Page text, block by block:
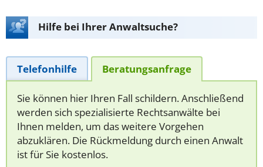
Hilfe bei Ihrer Anwaltsuche?
Telefonhilfe Beratungsanfrage
Sie können hier Ihren Fall schildern. Anschließend
werden sich spezialisierte Rechtsanwälte bei
Ihnen melden, um das weitere Vorgehen
abzuklären. Die Rückmeldung durch einen Anwalt
ist für Sie kostenlos.